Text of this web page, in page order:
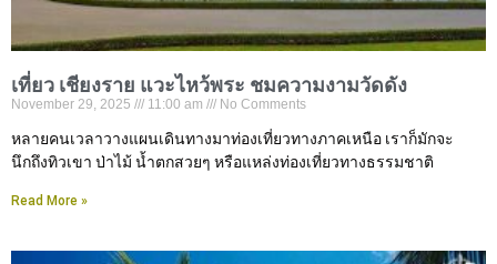
เที่ยว เชียงราย แวะไหว้พระ ชมความงามวัดดัง
November 29, 2025 11:00 am No Comments
หลายคนเวลาวางแผนเดินทางมาท่องเที่ยวทางภาคเหนือ เราก็มักจะ
นึกถึงทิวเขา ป่าไม้ น้ำตกสวยๆ หรือแหล่งท่องเที่ยวทางธรรมชาติ
Read More »